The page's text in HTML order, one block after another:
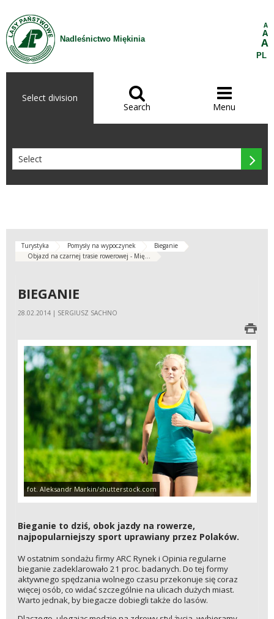
Skip to Content
Nadleśnictwo Miękinia
A
A
A
PL
Select division 
Search

Menu

Turystyka Pomysły na wypoczynek
Bieganie
Objazd na czarnej trasie rowerowej - Mię...
BIEGANIE
28.02.2014 | SERGIUSZ SACHNO
fot. Aleksandr Markin/shutterstock.com
Bieganie to dziś, obok jazdy na rowerze,
najpopularniejszy sport uprawiany przez Polaków.
W ostatnim sondażu firmy ARC Rynek i Opinia regularne
bieganie zadeklarowało 21 proc. badanych. Do tej formy
aktywnego spędzania wolnego czasu przekonuje się coraz
więcej osób, co widać szczególnie na ulicach dużych miast.
Warto jednak, by biegacze dobiegli także do lasów.